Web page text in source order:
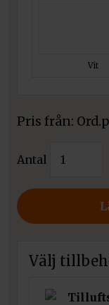
Vit
Pris från:
Antal
spisinsats
Välj